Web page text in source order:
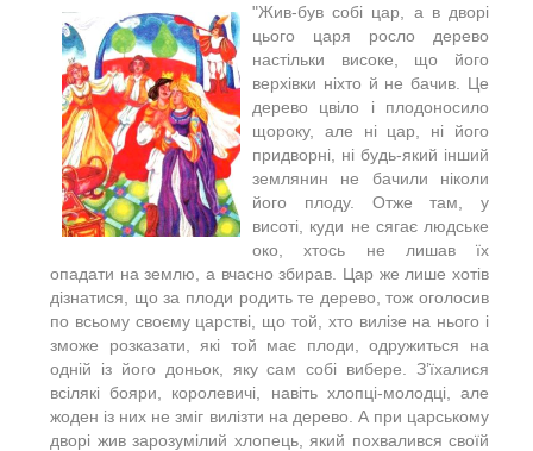
"Жив-був собі цар, а в дворі
цього царя росло дерево
настільки високе, що його
верхівки ніхто й не бачив. Це
дерево цвіло і плодоносило
щороку, але ні цар, ні його
придворні, ні будь-який інший
землянин не бачили ніколи
його плоду. Отже там, у
висоті, куди не сягає людське
око, хтось не лишав їх
опадати на землю, а вчасно збирав. Цар же лише хотів
дізнатися, що за плоди родить те дерево, тож оголосив
по всьому своєму царстві, що той, хто вилізе на нього і
зможе розказати, які той має плоди, одружиться на
одній із його доньок, яку сам собі вибере. З’їхалися
всілякі бояри, королевичі, навіть хлопці-молодці, але
жоден із них не зміг вилізти на дерево. А при царському
дворі жив зарозумілий хлопець, який похвалився своїй